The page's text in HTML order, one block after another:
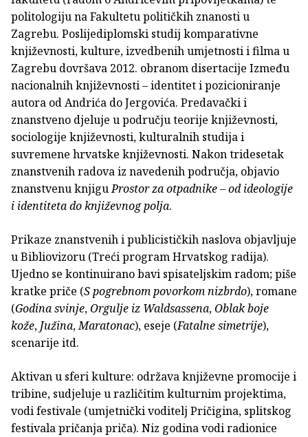
politologiju na Fakultetu političkih znanosti u
Zagrebu. Poslijediplomski studij komparativne
književnosti, kulture, izvedbenih umjetnosti i filma u
Zagrebu dovršava 2012. obranom disertacije Između
nacionalnih književnosti – identitet i pozicioniranje
autora od Andrića do Jergovića. Predavački i
znanstveno djeluje u području teorije književnosti,
sociologije književnosti, kulturalnih studija i
suvremene hrvatske književnosti. Nakon tridesetak
znanstvenih radova iz navedenih područja, objavio
znanstvenu knjiguProstor za otpadnike – od ideologije
i identiteta do književnog polja.
Prikaze znanstvenih i publicističkih naslova objavljuje
u Bibliovizoru (Treći program Hrvatskog radija).
Ujedno se kontinuirano bavi spisateljskim radom; piše
kratke priče (S pogrebnom povorkom nizbrdo), romane
(Godina svinje,Orgulje iz Waldsassena,Oblak boje
kože, Južina,Maratonac), eseje (Fatalne simetrije),
scenarije itd.
Aktivan u sferi kulture: održava književne promocije i
tribine, sudjeluje u različitim kulturnim projektima,
vodi festivale (umjetnički voditelj Pričigina, splitskog
festivala pričanja priča). Niz godina vodi radionice